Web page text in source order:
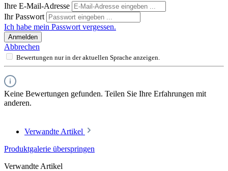
Ihre E-Mail-Adresse
Ihr Passwort
Ich habe mein Passwort vergessen.
Anmelden
Abbrechen
Bewertungen nur in der aktuellen Sprache anzeigen.
Keine Bewertungen gefunden. Teilen Sie Ihre Erfahrungen mit
anderen.
Verwandte Artikel
Produktgalerie überspringen
Verwandte Artikel